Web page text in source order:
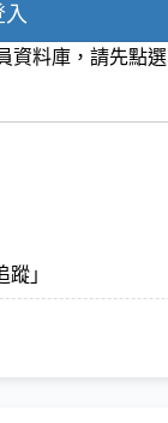
入
資料庫，請先點選
」